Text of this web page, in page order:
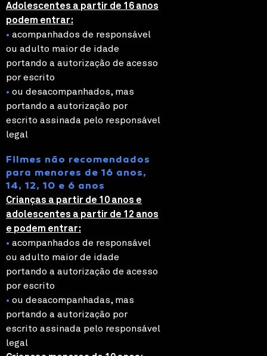
Adolescentes a partir de 16 anos
podem entrar:
• acompanhados de responsável
ou adulto maior de idade
portando a autorização de acesso
por escrito
• ou desacompanhados, mas
portando a autorização por
escrito assinada pelo responsável
legal
Filmes não recomendados
para menores de 16 anos,
14, 12, 10 e 6 anos
Crianças a partir de 10 anos e
adolescentes a partir de 12 anos
e podem entrar:
• acompanhados de responsável
ou adulto maior de idade
portando a autorização de acesso
por escrito
• ou desacompanhadas, mas
portando a autorização por
escrito assinada pelo responsável
legal